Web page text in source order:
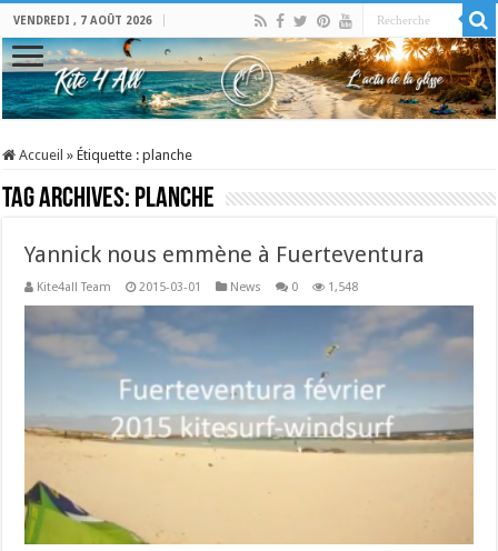
VENDREDI , 7 AOÛT 2026
Accueil » Étiquette :planche
Tag Archives: planche
Yannick nous emmène à Fuerteventura
Kite4all Team 2015-03-01 News 0 1,548